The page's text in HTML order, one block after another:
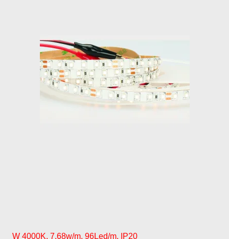
W 4000K, 7,68w/m, 96Led/m, IP20